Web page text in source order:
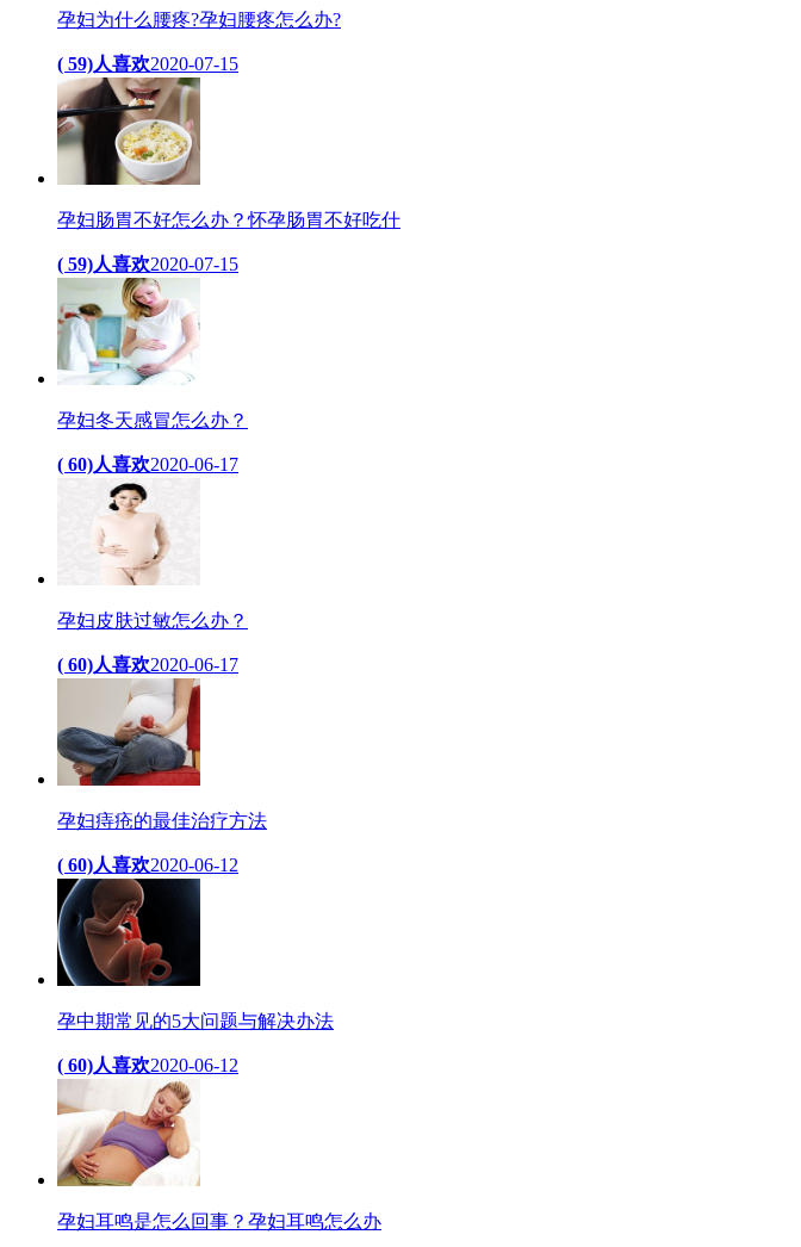
孕妇为什么腰疼?孕妇腰疼怎么办?
( 59)人喜欢2020-07-15
孕妇肠胃不好怎么办？怀孕肠胃不好吃什
( 59)人喜欢2020-07-15
孕妇冬天感冒怎么办？
( 60)人喜欢2020-06-17
孕妇皮肤过敏怎么办？
( 60)人喜欢2020-06-17
孕妇痔疮的最佳治疗方法
( 60)人喜欢2020-06-12
孕中期常见的5大问题与解决办法
( 60)人喜欢2020-06-12
孕妇耳鸣是怎么回事？孕妇耳鸣怎么办